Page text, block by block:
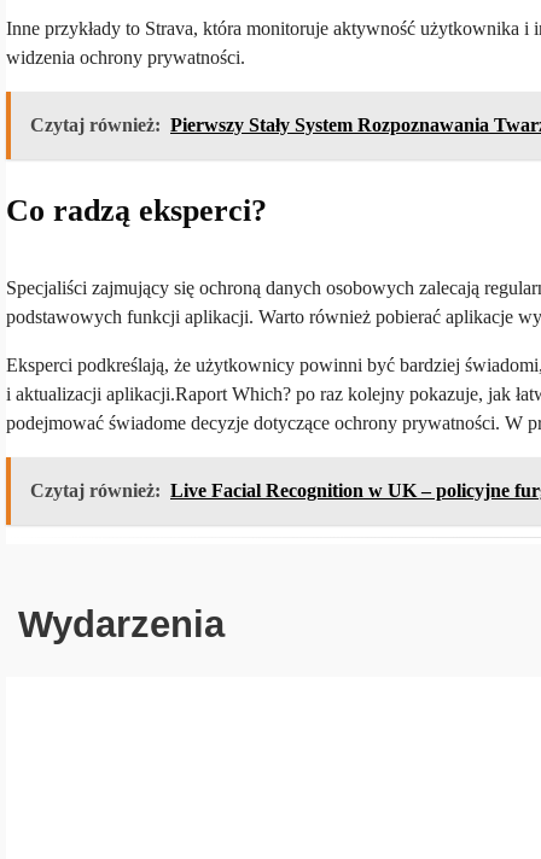
Inne przykłady to Strava, która monitoruje aktywność użytkownika i
widzenia ochrony prywatności.
Czytaj również: Pierwszy Stały System Rozpoznawania
Co radzą eksperci?
Specjaliści zajmujący się ochroną danych osobowych zalecają
podstawowych funkcji aplikacji. Warto również pobierać aplikacje
Eksperci podkreślają, że użytkownicy powinni być bardziej
i aktualizacji aplikacji.Raport Which? po raz kolejny pokazuje, jak
podejmować świadome decyzje dotyczące ochrony prywatności. W
Czytaj również: Live Facial Recognition w UK – policyjne
Wydarzenia